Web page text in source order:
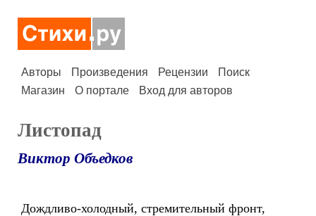
Авторы Произведения Рецензии
Поиск
Магазин
О портале Вход для авторов
Листопад
Виктор Объедков
Дождливо-холодный, стремительный фронт,